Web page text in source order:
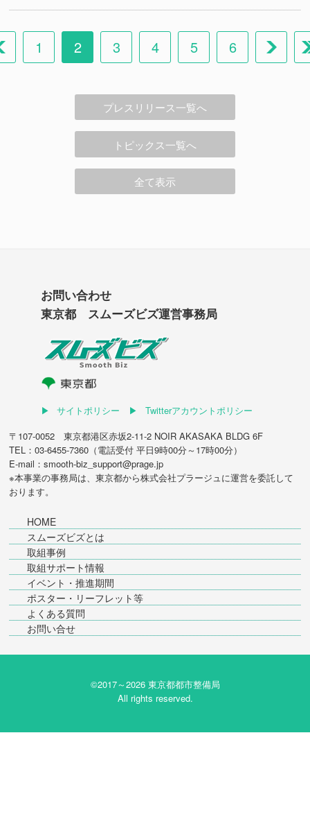
1 2 3 4 5 6
プレスリリース一覧へ
トピックス一覧へ
全て表示
お問い合わせ
東京都 スムーズビズ運営事務局
サイトポリシー
Twitterアカウントポリシー
〒107-0052 東京都港区赤坂2-11-2 NOIR AKASAKA BLDG 6F
TEL：03-6455-7360（電話受付 平日9時00分～17時00分）
E-mail：smooth-biz_support@prage.jp
※本事業の事務局は、東京都から株式会社プラージュ に運営を委託して
おります。
HOME
スムーズビズとは
取組事例
取組サポート情報
イベント・推進期間
ポスター・リーフレット等
よくある質問
お問い合せ
©2017～2026 東京都都市整備局
All rights reserved.